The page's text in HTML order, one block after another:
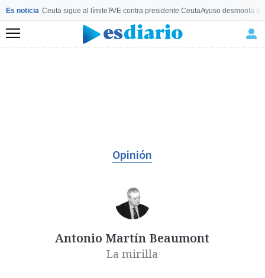
Es noticia Ceuta sigue al límiteTVE contra presidente CeutaAyuso desmonta a
Menú
Opinión
Antonio Martín Beaumont
La mirilla